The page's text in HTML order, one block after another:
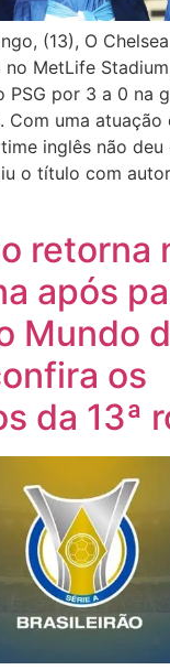
(13), O
MetLife
PSG por 3 a 0 na
Com uma atuação
inglês não deu
o título com
retorna
após
Mundo
os
da 13ª